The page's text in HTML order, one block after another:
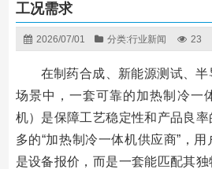
工况需求
2026/07/01 分类:行业新闻 23
在制药合成、新能源测试、
场景中，一套可靠的加热制冷一
机）是保障工艺稳定性和产品良
多的“加热制冷一体机供应商”，
是设备报价，而是一套能匹配其